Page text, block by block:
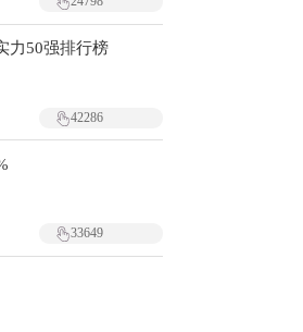
力50强排行榜
42286
33649